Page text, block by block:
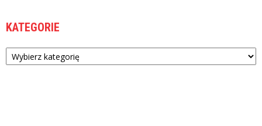
KATEGORIE
Kategorie